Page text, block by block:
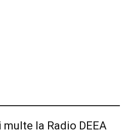
multe la Radio DEEA